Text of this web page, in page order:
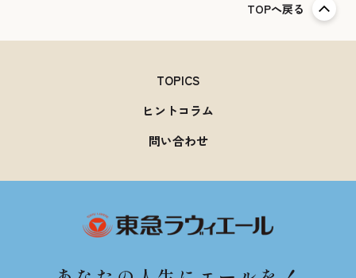
TOPへ戻る
TOPICS
ヒントコラム
問い合わせ